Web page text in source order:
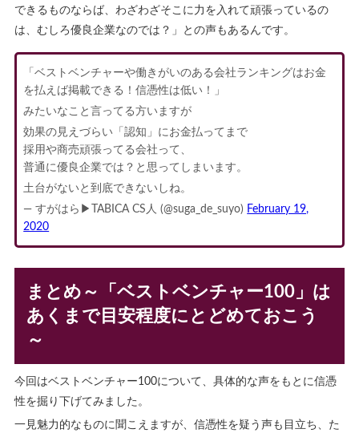
できるものならば、わざわざそこに力を入れて頑張っているの
は、むしろ優良企業なのでは？」との声もあるんです。
「ベストベンチャーや働きがいのある会社ランキングはお金
を払えば掲載できる！信憑性は低い！」
みたいなこと言ってる方いますが
効果の見えづらい「認知」にお金払ってまで
採用や商売頑張ってる会社って、
普通に優良企業では？と思ってしまいます。
土台がないと到底できないしね。
— すがはら▶︎TABICA CS人 (@suga_de_suyo) February 19,
2020
まとめ～「ベストベンチャー100」は
あくまで目安程度にとどめておこう
～
今回はベストベンチャー100について、具体的な声をもとに信憑
性を掘り下げてみました。
一見魅力的なものに聞こえますが、信憑性を疑う声も目立ち、た